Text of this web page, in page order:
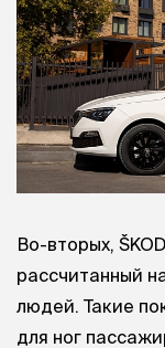
Во-вторых,
рассчитанный
людей. Такие
для ног